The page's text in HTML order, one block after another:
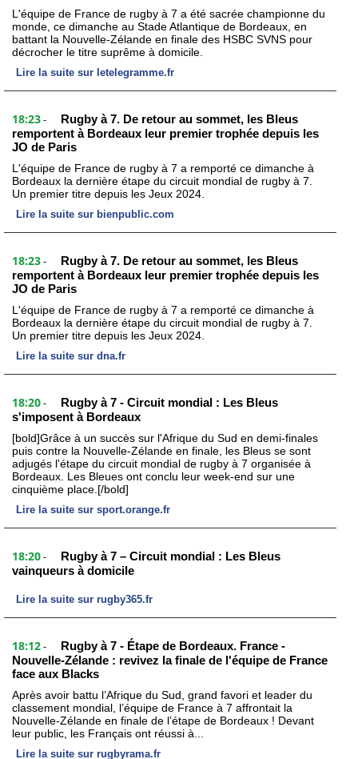
L'équipe de France de rugby à 7 a été sacrée championne du
monde, ce dimanche au Stade Atlantique de Bordeaux, en
battant la Nouvelle-Zélande en finale des HSBC SVNS pour
décrocher le titre suprême à domicile.
Lire la suite sur letelegramme.fr
18:23 -
Rugby à 7. De retour au sommet, les Bleus
remportent à Bordeaux leur premier trophée depuis les
JO de Paris
L'équipe de France de rugby à 7 a remporté ce dimanche à
Bordeaux la dernière étape du circuit mondial de rugby à 7.
Un premier titre depuis les Jeux 2024.
Lire la suite sur bienpublic.com
18:23 -
Rugby à 7. De retour au sommet, les Bleus
remportent à Bordeaux leur premier trophée depuis les
JO de Paris
L'équipe de France de rugby à 7 a remporté ce dimanche à
Bordeaux la dernière étape du circuit mondial de rugby à 7.
Un premier titre depuis les Jeux 2024.
Lire la suite sur dna.fr
18:20 -
Rugby à 7 - Circuit mondial : Les Bleus
s'imposent à Bordeaux
[bold]Grâce à un succès sur l'Afrique du Sud en demi-finales
puis contre la Nouvelle-Zélande en finale, les Bleus se sont
adjugés l'étape du circuit mondial de rugby à 7 organisée à
Bordeaux. Les Bleues ont conclu leur week-end sur une
cinquième place.[/bold]
Lire la suite sur sport.orange.fr
18:20 -
Rugby à 7 – Circuit mondial : Les Bleus
vainqueurs à domicile
Lire la suite sur rugby365.fr
18:12 -
Rugby à 7 - Étape de Bordeaux. France -
Nouvelle-Zélande : revivez la finale de l'équipe de France
face aux Blacks
Après avoir battu l’Afrique du Sud, grand favori et leader du
classement mondial, l’équipe de France à 7 affrontait la
Nouvelle-Zélande en finale de l’étape de Bordeaux ! Devant
leur public, les Français ont réussi à...
Lire la suite sur rugbyrama.fr